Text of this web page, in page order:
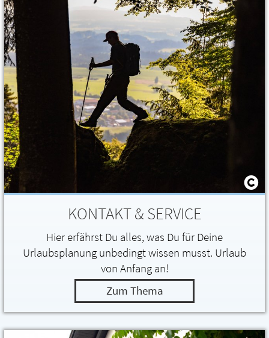
KONTAKT & SERVICE
Hier erfährst Du alles, was Du für Deine
Urlaubsplanung unbedingt wissen musst. Urlaub
von Anfang an!
Zum Thema